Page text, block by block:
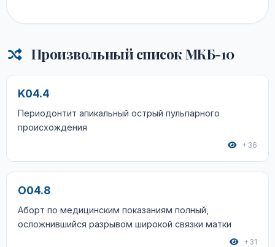
Произвольный список МКБ-10
K04.4
Периодонтит апикальный острый пульпарного
происхождения
+36
O04.8
Аборт по медицинским показаниям полный,
осложнившийся разрывом широкой связки матки
+31